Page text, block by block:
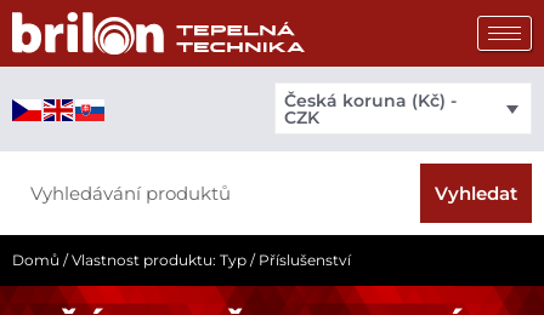
Přeskočit
obsah
Česká koruna (Kč) -
CZK
Vyhledat
Domů / Vlastnost produktu: Typ / Příslušenství